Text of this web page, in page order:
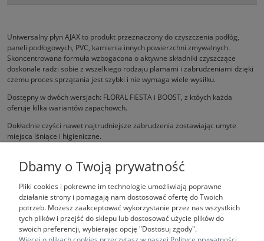
Uniwersalny płyn AJAX to produkt przeznaczony do czyszczenia podłóg,
paneli podłogowych, PVC, kamienia innych powierzchni zmywalnych.
Skoncentrowana formuła wzbogacona o aktywne składniki czyszczące
doskonale radzi sobie z wszelkiego rodzaju plamami i zabrudzeniami dzięki
czemu proces sprzątania jest szybki i nie wymaga wiele wysiłku.
Dostępny w dwóch wersjach: FLORAL FIESTA i BOOST, z któych każda
oferuje kilka wariantów zapachowch.
Dokładnie czyści nawet najtrudniejsze zabrudzenia zostawiając umyte
miejsca lśniące i higieniczne.
Dbamy o Twoją prywatność
Pliki cookies i pokrewne im technologie umożliwiają poprawne
działanie strony i pomagają nam dostosować ofertę do Twoich
potrzeb. Możesz zaakceptować wykorzystanie przez nas wszystkich
tych plików i przejść do sklepu lub dostosować użycie plików do
swoich preferencji, wybierając opcję "Dostosuj zgody".